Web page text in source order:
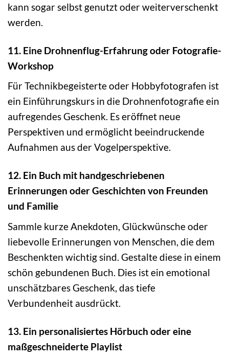
kann sogar selbst genutzt oder weiterverschenkt
werden.
11. Eine Drohnenflug-Erfahrung oder Fotografie-
Workshop
Für Technikbegeisterte oder Hobbyfotografen ist
ein Einführungskurs in die Drohnenfotografie ein
aufregendes Geschenk. Es eröffnet neue
Perspektiven und ermöglicht beeindruckende
Aufnahmen aus der Vogelperspektive.
12. Ein Buch mit handgeschriebenen
Erinnerungen oder Geschichten von Freunden
und Familie
Sammle kurze Anekdoten, Glückwünsche oder
liebevolle Erinnerungen von Menschen, die dem
Beschenkten wichtig sind. Gestalte diese in einem
schön gebundenen Buch. Dies ist ein emotional
unschätzbares Geschenk, das tiefe
Verbundenheit ausdrückt.
13. Ein personalisiertes Hörbuch oder eine
maßgeschneiderte Playlist